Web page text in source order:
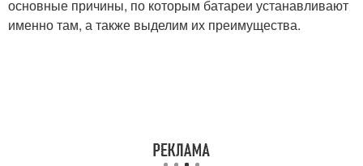
основные причины, по которым батареи устанавливают
именно там, а также выделим их преимущества.